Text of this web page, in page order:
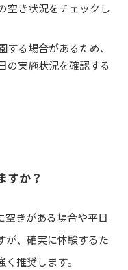
空き状況をチェックし
する場合があるため、
の実施状況を確認する
すか？
空きがある場合や平日
が、確実に体験するた
推奨します。